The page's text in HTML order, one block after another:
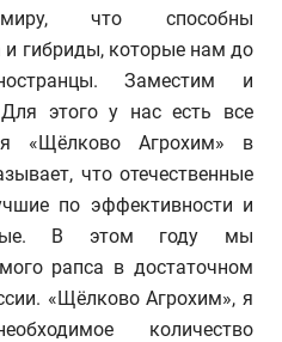
что способны
и гибриды, которые нам до
Заместим и
этого у нас есть все
«Щёлково Агрохим» в
что отечественные
по эффективности и
В этом году мы
рапса в достаточном
«Щёлково Агрохим», я
количество